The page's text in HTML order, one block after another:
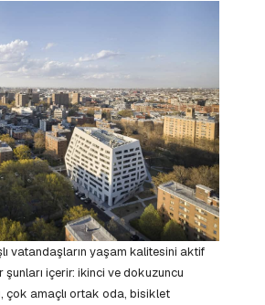
vatandaşların yaşam kalitesini aktif
şunları içerir: ikinci ve dokuzuncu
çok amaçlı ortak oda, bisiklet